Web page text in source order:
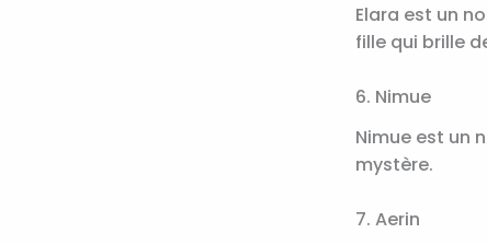
Elara est un
fille qui brille
6. Nimue
Nimue est un
mystère.
7. Aerin